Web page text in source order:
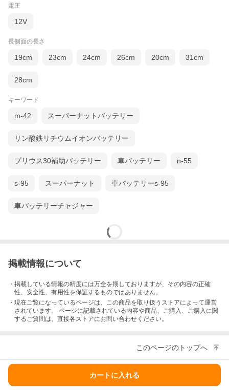
電圧
12V
長側面の長さ
19cm 23cm 24cm 26cm 20cm 31cm
28cm
キーワード
m-42 スーパーナットバッテリー
リン酸鉄リチウムイオンバッテリー
プリウス30補助バッテリー 車バッテリー n-55
s-95 スーパーナット 車バッテリーs-95
車バッテリーチャジャー
掲載情報について
・掲載している情報の精度には万全を期しておりますが、その内容の正確
性、安全性、有用性を保証するものではありません。
・現在ご覧になっているページは、この商品を取り扱うストアによって運営
されています。 ページに記載されている内容や商品、ご購入 、ご購入に関
するご質問は、直接各ストアにお問い合わせください。
このページのトップへ
カートに入れる